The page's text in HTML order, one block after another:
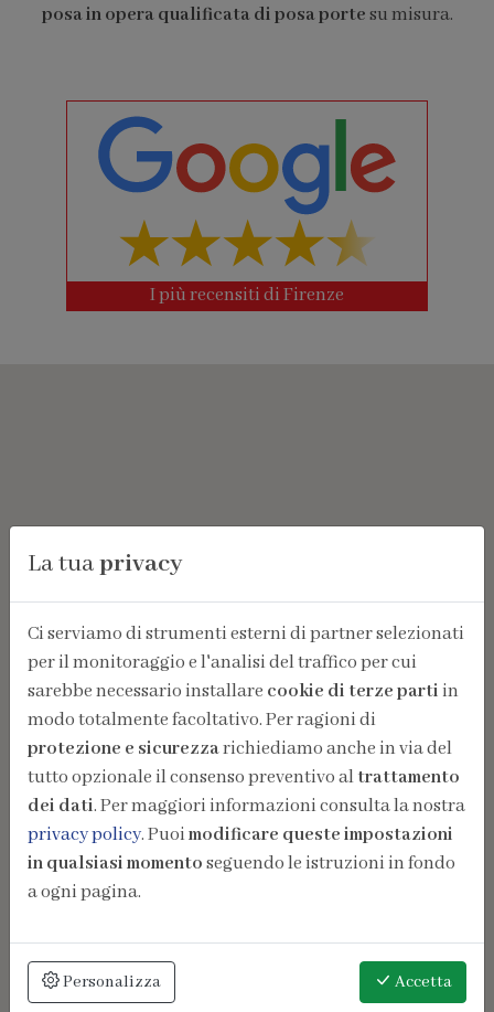
posa in opera qualificata di posa portesu misura.
I più recensiti di Firenze
La tuaprivacy
Ci serviamo di strumenti esterni di partner selezionati
per il monitoraggio e l'analisi del traffico per cui
sarebbe necessario installare cookie di terze partiin
modo totalmente facoltativo. Per ragioni di
protezione e sicurezzarichiediamo anche in via del
tutto opzionale il consenso preventivo altrattamento
dei dati. Per maggiori informazioni consulta la nostra
privacy policy. Puoimodificare queste impostazioni
in qualsiasi momentoseguendo le istruzioni in fondo
a ogni pagina.
Personalizza Accetta